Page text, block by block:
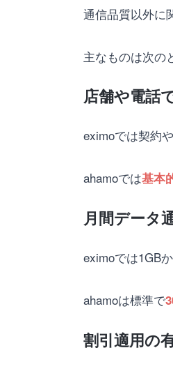
通信品質以外に
主なものは次の
店舗や電話
eximoでは契約
ahamoでは基本
月間データ
eximoでは1GB
ahamoは標準で
割引適用の